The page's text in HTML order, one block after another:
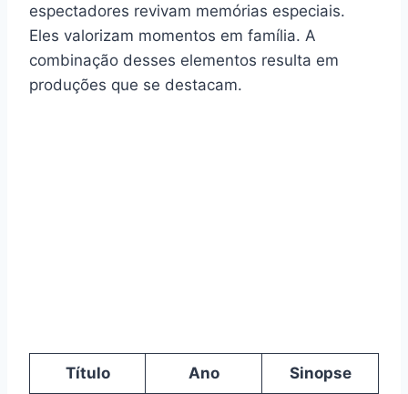
espectadores revivam memórias especiais.
Eles valorizam momentos em família. A
combinação desses elementos resulta em
produções que se destacam.
Título Ano Sinopse